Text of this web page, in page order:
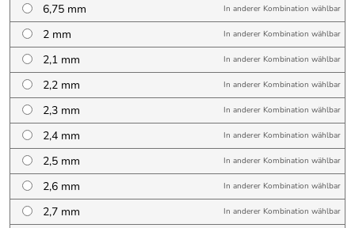
6,75 mm In anderer Kombination wählbar
2 mm In anderer Kombination wählbar
2,1 mm In anderer Kombination wählbar
2,2 mm In anderer Kombination wählbar
2,3 mm In anderer Kombination wählbar
2,4 mm In anderer Kombination wählbar
2,5 mm In anderer Kombination wählbar
2,6 mm In anderer Kombination wählbar
2,7 mm In anderer Kombination wählbar